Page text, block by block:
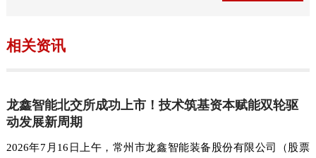
相关资讯
龙鑫智能北交所成功上市！技术筑基资本赋能双轮驱
动发展新周期
2026年7月16日上午，常州市龙鑫智能装备股份有限公司（股票